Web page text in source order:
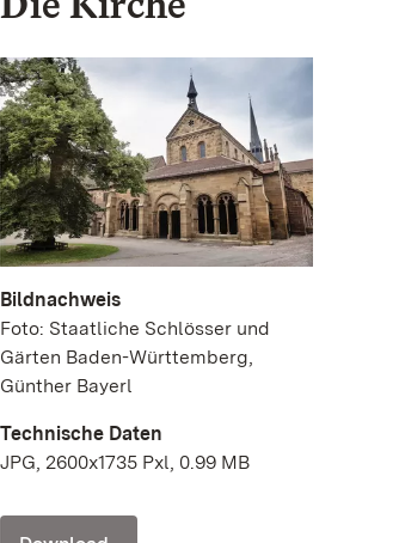
Bildnachweis
Foto: Staatliche Schlösser und
Gärten Baden-Württemberg,
Günther Bayerl
Technische Daten
JPG, 2600x1735 Pxl, 0.99 MB